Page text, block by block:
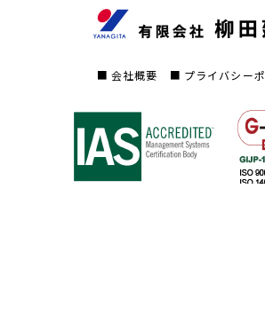
会社概要 プライバシー